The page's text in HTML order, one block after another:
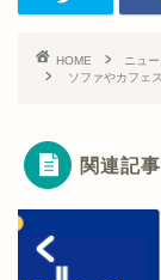
HOME
ニュー
ソファやカフェ
関連記事